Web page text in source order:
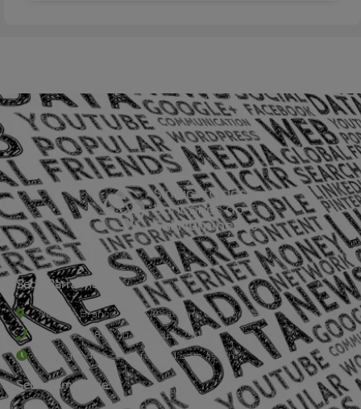
Sede Barra Mansa
Rua Rio Branco, nº107 (2º andar), Centro - Cep: 27.330-030
(24) 3323-2848 ou (24) 3323-2500
De segunda à sexta-feira , das 9h às 17h.
Sede Campestre: